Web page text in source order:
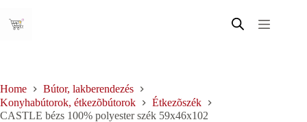
content
Home
Bútor, lakberendezés
Konyhabútorok, étkezõbútorok
Étkezõszék
CASTLE bézs 100% polyester szék 59x46x102